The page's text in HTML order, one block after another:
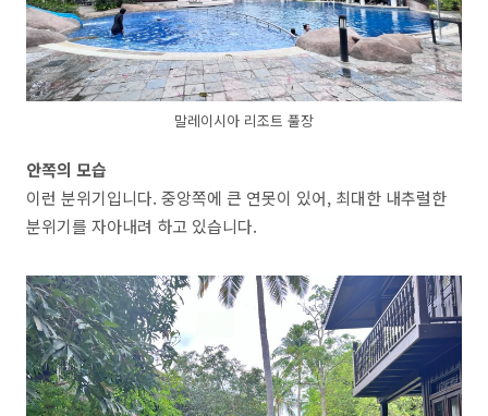
말레이시아 리조트 풀장
안쪽의 모습
이런 분위기입니다. 중앙쪽에 큰 연못이 있어, 최대한 내추럴한
분위기를 자아내려 하고 있습니다.